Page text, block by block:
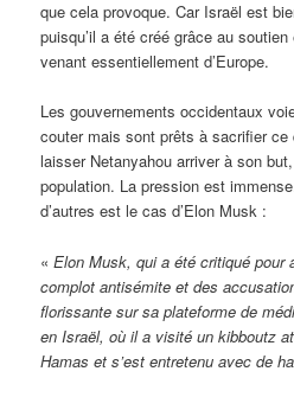
que cela provoque. Car Israël est
puisqu’il a été créé grâce au
venant essentiellement d’Europe.
Les gouvernements occidentaux
couter mais sont prêts à sacrifier
laisser Netanyahou arriver à son
population. La pression est
d’autres est le cas d’Elon Musk :
«Elon Musk, qui a été critiqué pour
complot antisémite et des
florissante sur sa plateforme de
en Israël, où il a visité un kibboutz
Hamas et s’est entretenu avec de